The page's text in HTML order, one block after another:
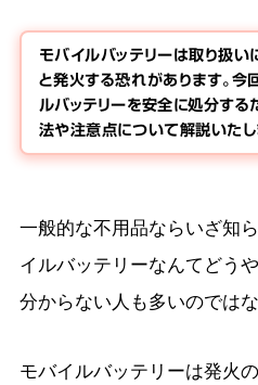
モバイルバッテリーは取り扱い
と発火する恐れがあります。今
ルバッテリーを安全に処分す
法や注意点について解説いたし
一般的な不用品ならいざ知
イルバッテリーなんてどう
分からない人も多いのでは
モバイルバッテリーは発火